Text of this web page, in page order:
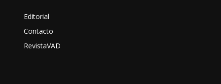
Editorial
Contacto
RevistaVAD